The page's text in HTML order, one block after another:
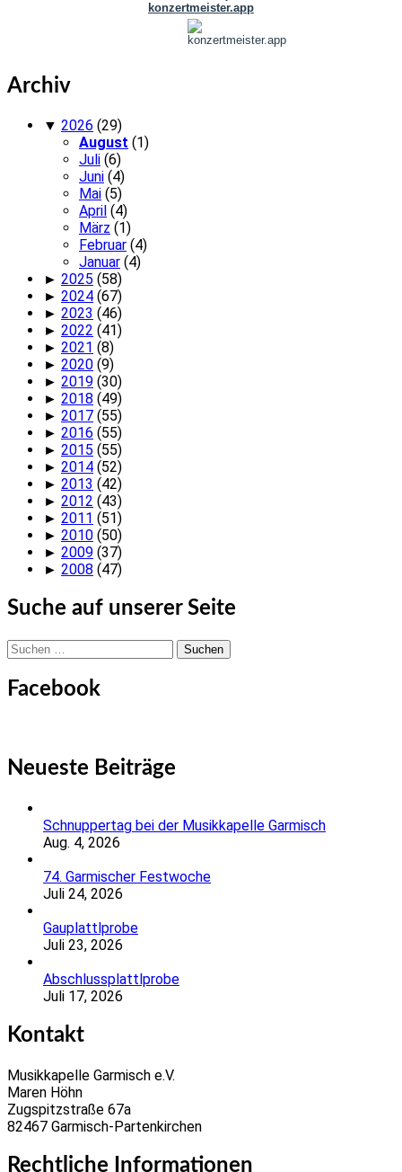
Archiv
▼ 2026 (29)
August (1)
Juli (6)
Juni (4)
Mai (5)
April (4)
März (1)
Februar (4)
Januar (4)
► 2025 (58)
► 2024 (67)
► 2023 (46)
► 2022 (41)
► 2021 (8)
► 2020 (9)
► 2019 (30)
► 2018 (49)
► 2017 (55)
► 2016 (55)
► 2015 (55)
► 2014 (52)
► 2013 (42)
► 2012 (43)
► 2011 (51)
► 2010 (50)
► 2009 (37)
► 2008 (47)
Suche auf unserer Seite
Suchen
Facebook
Neueste Beiträge
Schnuppertag bei der Musikkapelle Garmisch
Aug. 4, 2026
74. Garmischer Festwoche
Juli 24, 2026
Gauplattlprobe
Juli 23, 2026
Abschlussplattlprobe
Juli 17, 2026
Kontakt
Musikkapelle Garmisch e.V.
Maren Höhn
Zugspitzstraße 67a
82467 Garmisch-Partenkirchen
Rechtliche Informationen